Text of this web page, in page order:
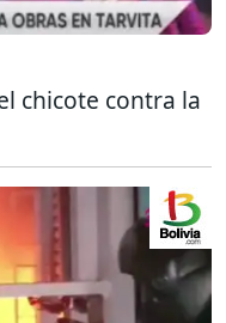
chicote contra la